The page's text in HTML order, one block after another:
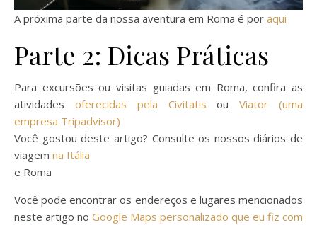
A próxima parte da nossa aventura em Roma é por aqui
Parte 2: Dicas Práticas
Para excursões ou visitas guiadas em Roma, confira as
atividades oferecidas pela Civitatis ouViator (uma
empresa Tripadvisor)
Você gostou deste artigo? Consulte os nossos diários de
viagem na Itália
e Roma
Você pode encontrar os endereços e lugares mencionados
neste artigo no Google Maps personalizado que eu fiz com